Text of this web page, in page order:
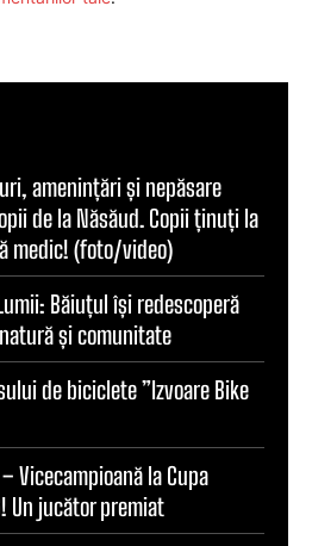
amenințări și nepăsare
de la Năsăud. Copii ținuți la
medic! (foto/video)
Băiuțul își redescoperă
și comunitate
de biciclete ”Izvoare Bike
Vicecampioană la Cupa
Un jucător premiat